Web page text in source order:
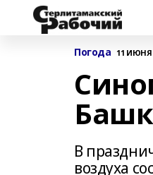
Погода 11 ИЮНЯ
В
воздуха